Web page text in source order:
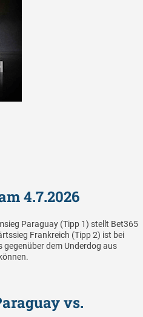
4.7.2026
Paraguay (Tipp 1) stellt Bet365
Frankreich (Tipp 2) ist bei
gegenüber dem Underdog aus
vs.